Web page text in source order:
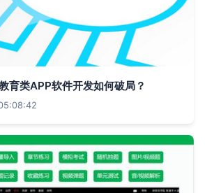
育类APP软件开发如何破局？